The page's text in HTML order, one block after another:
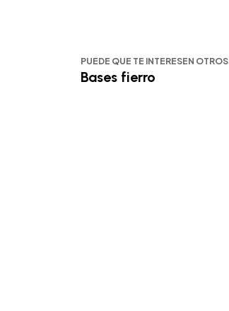
PUEDE QUE TE INTERESEN
Bases fierro